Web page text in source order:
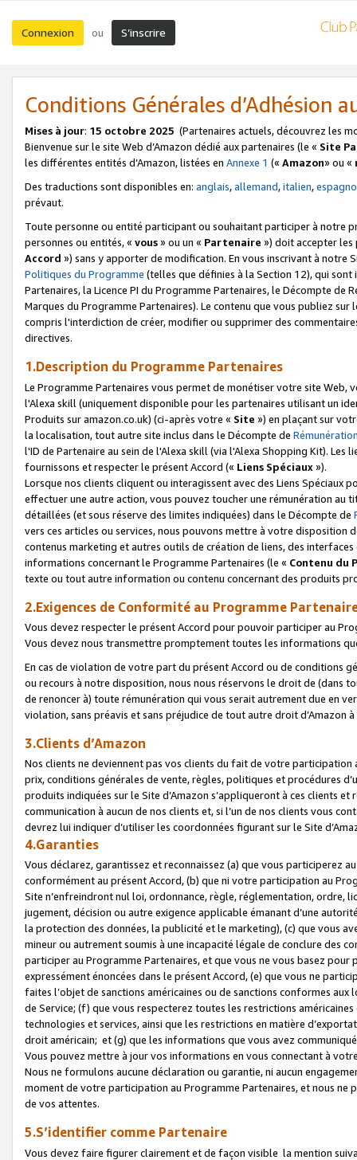
Connexion ou S’inscrire
Conditions Générales d’Adhésion
Mises à jour: 15 octobre 2025 (Partenaires actuels, découvrez les
Bienvenue sur le site Web d’Amazon dédié aux partenaires (le « Site
les différentes entités d’Amazon, listées en Annexe 1 (« Amazon» ou «
Des traductions sont disponibles en: anglais,allemand,italien,
prévaut.
Toute personne ou entité participant ou souhaitant participer à notre
personnes ou entités, « vous» ou un « Partenaire ») doit accepter les
Accord ») sans y apporter de modification. En vous inscrivant à notre
Politiques du Programme (telles que définies à la Section 12), qui
Partenaires, la Licence PI du Programme Partenaires, le Décompte de
Marques du Programme Partenaires). Le contenu que vous publiez
compris l'interdiction de créer, modifier ou supprimer des
directives.
1.Description du Programme Partenaires
Le Programme Partenaires vous permet de monétiser votre site Web,
l'Alexa skill (uniquement disponible pour les partenaires utilisant un
Produits sur amazon.co.uk) (ci-après votre « Site ») en plaçant sur
la localisation, tout autre site inclus dans le Décompte de
l'ID de Partenaire au sein de l'Alexa skill (via l'Alexa Shopping Kit).
fournissons et respecter le présent Accord (« Liens Spéciaux»).
Lorsque nos clients cliquent ou interagissent avec des Liens Spéciaux
effectuer une autre action, vous pouvez toucher une rémunération
détaillées (et sous réserve des limites indiquées) dans le Décompte de
vers ces articles ou services, nous pouvons mettre à votre disposition
contenus marketing et autres outils de création de liens, des
informations concernant le Programme Partenaires (le « Contenu du
texte ou tout autre information ou contenu concernant des produits
2.Exigences de Conformité au Programme
Vous devez respecter le présent Accord pour pouvoir participer au
Vous devez nous transmettre promptement toutes les informations
En cas de violation de votre part du présent Accord ou de conditions
ou recours à notre disposition, nous nous réservons le droit de (dans
de renoncer à) toute rémunération qui vous serait autrement due en
violation, sans préavis et sans préjudice de tout autre droit
3.Clients d’Amazon
Nos clients ne deviennent pas vos clients du fait de votre
prix, conditions générales de vente, règles, politiques et procédures
produits indiquées sur le Site d’Amazon s’appliqueront à ces clients
communication à aucun de nos clients et, si l’un de nos clients vous
devrez lui indiquer d’utiliser les coordonnées figurant sur le Site
4.Garanties
Vous déclarez, garantissez et reconnaissez (a) que vous participerez
conformément au présent Accord, (b) que ni votre participation au
Site n’enfreindront nul loi, ordonnance, règle, réglementation, ordre,
jugement, décision ou autre exigence applicable émanant d’une
la protection des données, la publicité et le marketing), (c) que vous
mineur ou autrement soumis à une incapacité légale de conclure des
participer au Programme Partenaires, et que vous ne vous basez
expressément énoncées dans le présent Accord, (e) que vous ne
faites l’objet de sanctions américaines ou de sanctions conformes
de Service; (f) que vous respecterez toutes les restrictions
technologies et services, ainsi que les restrictions en matière
droit américain; et (g) que les informations que vous avez
Vous pouvez mettre à jour vos informations en vous connectant à
Nous ne formulons aucune déclaration ou garantie, ni aucun
moment de votre participation au Programme Partenaires, et nous
de vos attentes.
5.S’identifier comme Partenaire
Vous devez faire figurer clairement et de façon visible la mention